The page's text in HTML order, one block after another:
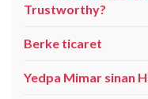
Trustworthy?
Berke ticaret
Yedpa Mimar sinan